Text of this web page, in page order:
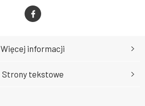
Więcej informacji
Strony tekstowe